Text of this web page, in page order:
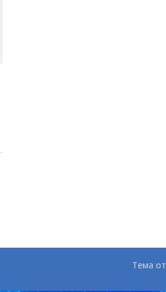
Тема от